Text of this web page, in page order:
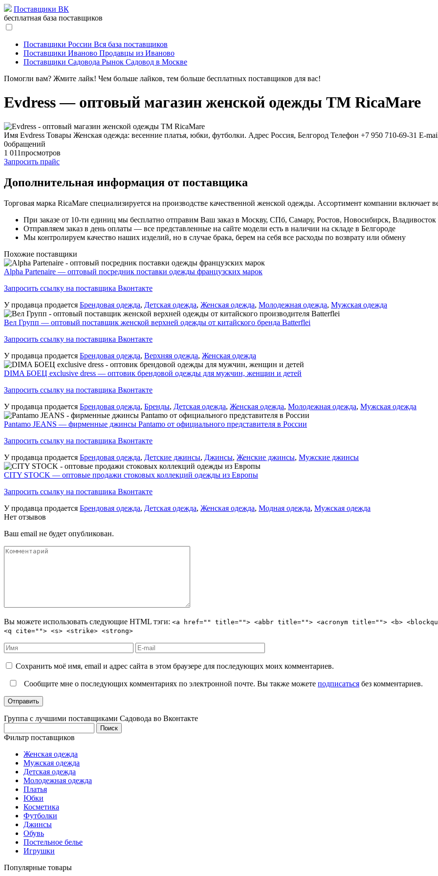
Поставщики ВК
бесплатная база поставщиков
Поставщики России Вся база поставщиков
Поставщики Иваново Продавцы из Иваново
Поставщики Садовода Рынок Садовод в Москве
Помогли вам? Жмите лайк! Чем больше лайков, тем больше бесплатных поставщиков для вас!
Evdress — оптовый магазин женской одежды ТМ RicaMare
Имя Evdress Товары Женская одежда: весенние платья, юбки, футболки. Адрес Россия, Белгород Телефон +7 950 710-69-31 E-
0обращений
1 011просмотров
Запросить прайс
Дополнительная информация от поставщика
Торговая марка RicaMare специализируется на производстве качественной женской одежды. Ассортимент компании включает
При заказе от 10-ти единиц мы бесплатно отправим Ваш заказ в Москву, СПб, Самару, Ростов, Новосибирск, Владивосток
Отправляем заказ в день оплаты — все представленные на сайте модели есть в наличии на складе в Белгороде
Мы контролируем качество наших изделий, но в случае брака, берем на себя все расходы по возврату или обмену
Похожие поставщики
Alpha Partenaire — оптовый посредник поставки одежды французских марок
Запросить ссылку на поставщика Вконтакте
У продавца продается Брендовая одежда, Детская одежда, Женская одежда, Молодежная одежда, Мужская одежда
Вел Групп — оптовый поставщик женской верхней одежды от китайского бренда Batterflei
Запросить ссылку на поставщика Вконтакте
У продавца продается Брендовая одежда, Верхняя одежда, Женская одежда
DIMA БОЕЦ exclusive dress — оптовик брендовой одежды для мужчин, женщин и детей
Запросить ссылку на поставщика Вконтакте
У продавца продается Брендовая одежда, Бренды, Детская одежда, Женская одежда, Молодежная одежда, Мужская одежда
Pantamo JEANS — фирменные джинсы Pantamo от официального представителя в России
Запросить ссылку на поставщика Вконтакте
У продавца продается Брендовая одежда, Детские джинсы, Джинсы, Женские джинсы, Мужские джинсы
CITY STOCK — оптовые продажи стоковых коллекций одежды из Европы
Запросить ссылку на поставщика Вконтакте
У продавца продается Брендовая одежда, Детская одежда, Женская одежда, Модная одежда, Мужская одежда
Нет отзывов
Ваш email не будет опубликован.
Вы можете использовать следующие HTML тэги: <a href="" title=""> <abbr title=""> <acronym title=""> <b>
<q cite=""> <s> <strike> <strong>
Сохранить моё имя, email и адрес сайта в этом браузере для последующих моих комментариев.
Сообщите мне о последующих комментариях по электронной почте. Вы также можете подписаться без комментариев.
Группа с лучшими поставщиками Садовода во Вконтакте
Фильтр поставщиков
Женская одежда
Мужская одежда
Детская одежда
Молодежная одежда
Платья
Юбки
Косметика
Футболки
Джинсы
Обувь
Постельное белье
Игрушки
Популярные товары